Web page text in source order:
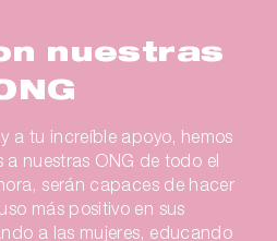
nuestras
a tu increíble apoyo, hemos
nuestras ONG de todo el
serán capaces de hacer
más positivo en sus
a las mujeres, educando